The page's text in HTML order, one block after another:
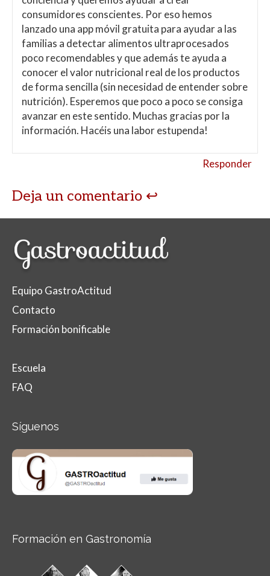
consumidores conscientes. Por eso hemos
lanzado una app móvil gratuita para ayudar a las
familias a detectar alimentos ultraprocesados
poco recomendables y que además te ayuda a
conocer el valor nutricional real de los productos
de forma sencilla (sin necesidad de entender sobre
nutrición). Esperemos que poco a poco se consiga
avanzar en este sentido. Muchas gracias por la
información. Hacéis una labor estupenda!
Responder
Deja un comentario
Equipo GastroActitud
Contacto
Formación bonificable
Escuela
FAQ
Síguenos
Formación en Gastronomía